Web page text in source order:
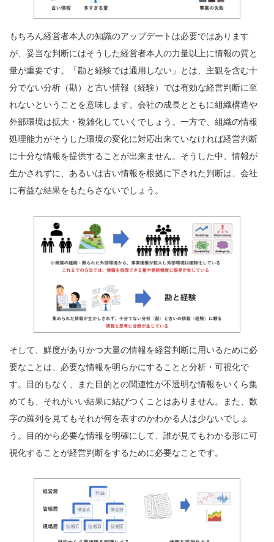
もちろん経営者本人の知識のアップデートは必要ではあります
が、妥当な判断にはそうした経営者本人の力量以上に情報の質と
量が重要です。「勘と経験では通用しない」とは、主観を含む十
分でない分析（勘）と古い情報（経験）では有効な経営判断に至
れないということを意味します。会社の成長とともに組織構造や
外部環境は拡大・複雑化していくでしょう。一方で、組織の情報
処理能力がそうした環境の変化に対応出来ていなければ経営判断
に十分な情報を提供することが出来ません。そうした中、情報が
生かされずに、あるいは古い情報を根拠に下された判断は、会社
に有益な結果をもたらさないでしょう。
そして、鮮度がありかつ大量の情報を経営判断に用いるために必
要なことは、必要な情報を明らかにすることと分析・可視化で
す。目的もなく、また目的との関連性が不透明な情報をいくら集
めても、それがいい結果に結びつくことはありません。また、数
字の羅列を見てもそれが何を表すのかわかる人は少ないでしょ
う。目的から必要な情報を明確にして、誰が見てもわかる形に可
視化することが経営判断をするために必要なことです。